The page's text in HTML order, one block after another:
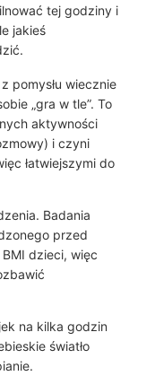
tej godziny i
jakieś
pomysłu wiecznie
„gra w tle”. To
aktywności
i czyni
łatwiejszymi do
Badania
przed
dzieci, więc
na kilka godzin
światło